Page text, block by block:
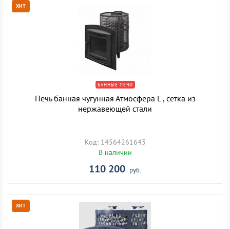
ХИТ
БАННЫЕ ПЕЧИ
Печь банная чугунная Атмосфера L , сетка из
нержавеющей стали
Код: 14564261643
В наличии
110 200 руб.
ХИТ